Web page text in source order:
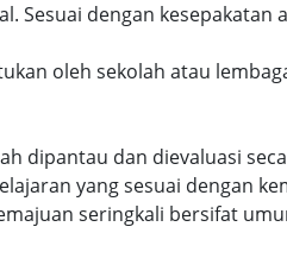
Sesuai dengan kesepakatan
oleh sekolah atau
dipantau dan dievaluasi
yang sesuai dengan
seringkali bersifat